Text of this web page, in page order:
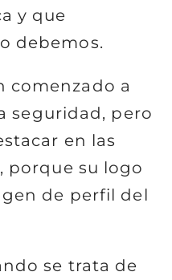
y que
debemos.
comenzado a
seguridad, pero
en las
porque su logo
de perfil del
se trata de